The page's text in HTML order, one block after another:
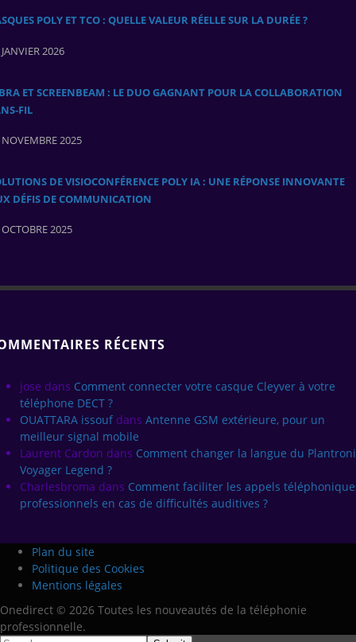
POLY ET TCO : QUELLE VALEUR RÉELLE SUR LA DURÉE ?
2026
ET SCREENBEAM : LE DUO GAGNANT POUR LA COLLABORATION
2025
DE VISIOCONFÉRENCE POLY IA : UNE RÉPONSE INNOVANTE
DÉFIS DE COMMUNICATION
2025
RÉCENTS
jose dans Comment connecter votre casque Cleyver à votre
téléphone DECT ?
OUATTARA issouf dans Antenne GSM extérieure, pour un
meilleur signal mobile
Laurent Cardon dans Comment changer la langue du
Voyager Legend ?
Charlesbroma dans Comment faciliter les appels
professionnels en cas de difficultés auditives ?
Plan du site
Politique des Cookies
Mentions légales
Onedirect © 2026 Toutes les nouveautés de la téléphonie
professionnelle.